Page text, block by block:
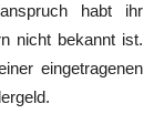
habt ihr
nicht bekannt ist.
eingetragenen